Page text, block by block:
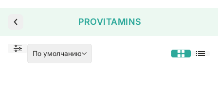
PROVITAMINS
По умолчанию